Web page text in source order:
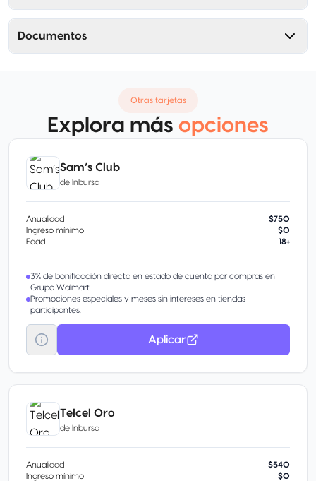
Documentos
Otras tarjetas
Explora más opciones
Sam’s Club
de Inbursa
Anualidad
$750
Ingreso mínimo
$0
Edad
18+
3% de bonificación directa en estado de cuenta por compras en
Grupo Walmart.
Promociones especiales y meses sin intereses en tiendas
participantes.
Aplicar
Telcel Oro
de Inbursa
Anualidad
$540
Ingreso mínimo
$0